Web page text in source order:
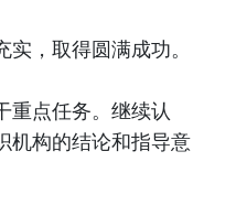
，取得圆满成功。
重点任务。继续认
机构的结论和指导意